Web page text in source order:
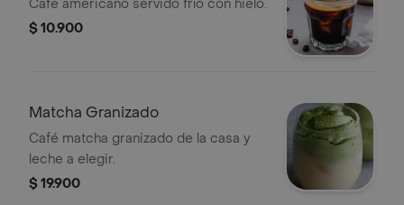
Café americano servido frío con hielo.
$ 10.900
Matcha Granizado
Café matcha granizado de la casa y
leche a elegir.
$ 19.900